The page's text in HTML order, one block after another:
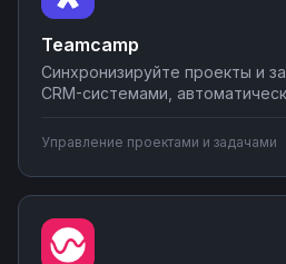
Teamcamp
Синхронизируйте проекты и
CRM-системами,
уведомления команде в
тайм-трекинг с системами
данные в аналитику.
кода на Nodul.
Управление проектами и задачами